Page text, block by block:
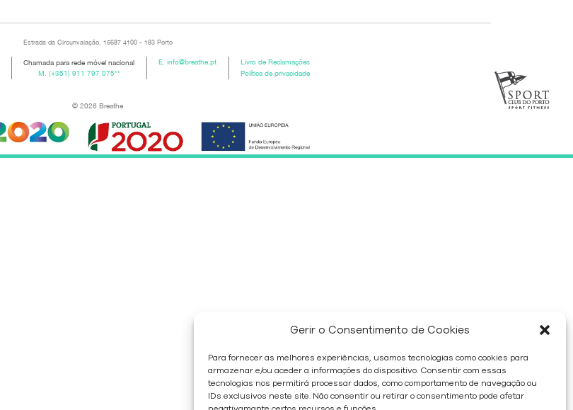
Gerir o Consentimento de Cookies
Para fornecer as melhores experiências, usamos tecnologias como cookies para
armazenar e/ou aceder a informações do dispositivo. Consentir com essas
tecnologias nos permitirá processar dados, como comportamento de navegação ou
IDs exclusivos neste site. Não consentir ou retirar o consentimento pode afetar
Estrada da Circunvalação, 15687 4100 - 183 Porto
Chamada para rede móvel nacional
M. (+351) 911 797 075**
E.info@breathe.pt
Livro de Reclamações
Política de privacidade
© 2026 Breathe